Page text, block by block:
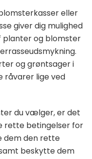
eller
giver dig mulighed
planter og blomster
og grøntsager i
råvarer lige ved
du vælger, er det
rette betingelser for
dem den rette
beskytte dem